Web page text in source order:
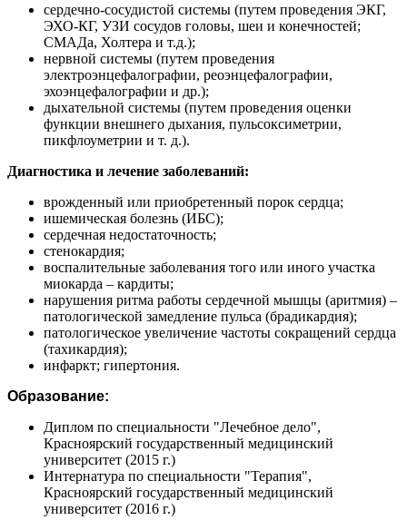
сердечно-сосудистой системы (путем проведения ЭКГ,
ЭХО-КГ, УЗИ сосудов головы, шеи и конечностей;
СМАДа, Холтера и т.д.);
нервной системы (путем проведения
электроэнцефалографии, реоэнцефалографии,
эхоэнцефалографии и др.);
дыхательной системы (путем проведения оценки
функции внешнего дыхания, пульсоксиметрии,
пикфлоуметрии и т. д.).
Диагностика и лечение заболеваний:
врожденный или приобретенный порок сердца;
ишемическая болезнь (ИБС);
сердечная недостаточность;
стенокардия;
воспалительные заболевания того или иного участка
миокарда – кардиты;
нарушения ритма работы сердечной мышцы (аритмия) –
патологической замедление пульса (брадикардия);
патологическое увеличение частоты сокращений сердца
(тахикардия);
инфаркт; гипертония.
Образование:
Диплом по специальности "Лечебное дело",
Красноярский государственный медицинский
университет (2015 г.)
Интернатура по специальности "Терапия",
Красноярский государственный медицинский
университет (2016 г.)